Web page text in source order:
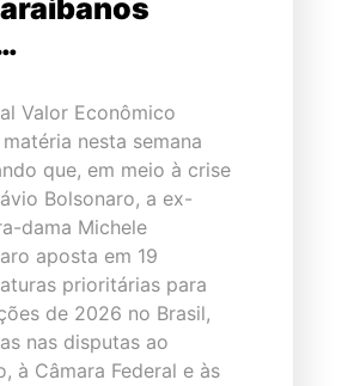
Valor Econômico
nesta semana
que, em meio à crise
Bolsonaro, a ex-
dama Michele
aposta em 19
prioritárias para
de 2026 no Brasil,
nas disputas ao
à Câmara Federal e às